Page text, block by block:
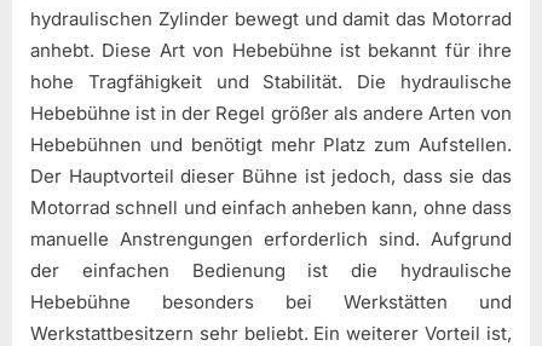
hydraulischen Zylinder bewegt und damit das Motorrad
anhebt. Diese Art von Hebebühne ist bekannt für ihre
hohe Tragfähigkeit und Stabilität. Die hydraulische
Hebebühne ist in der Regel größer als andere Arten von
Hebebühnen und benötigt mehr Platz zum Aufstellen.
Der Hauptvorteil dieser Bühne ist jedoch, dass sie das
Motorrad schnell und einfach anheben kann, ohne dass
manuelle Anstrengungen erforderlich sind. Aufgrund
der einfachen Bedienung ist die hydraulische
Hebebühne besonders bei Werkstätten und
Werkstattbesitzern sehr beliebt. Ein weiterer Vorteil ist,